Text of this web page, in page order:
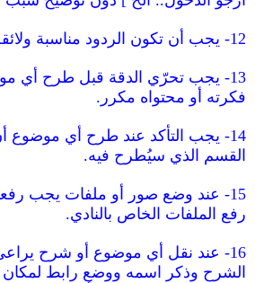
12- يجب أن تكون الردود مناسبة ولائقة بالموضوع نفسه.
13- يجب تحرّي الدقة قبل طرح أي
فكرته أو محتواه مكرر.
14- يجب التأكد عند طرح أي موضوع
القسم الذي سيُطرح فيه.
15- عند وضع صور أو ملفات يجب
رفع الملفات الخاص بالنادي.
16- عند نقل أي موضوع أو شرح
الشرح وذكر اسمه ووضع رابط لمكان